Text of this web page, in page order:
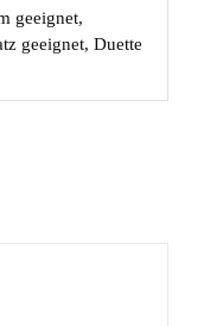
geeignet,
geeignet, Duette